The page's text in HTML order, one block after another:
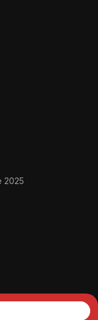
2025